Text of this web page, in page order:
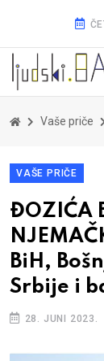
Vaše priče
VAŠE PRIČE
ĐOZIĆA
BiH,
Srbije i
28. JUNI 2023.